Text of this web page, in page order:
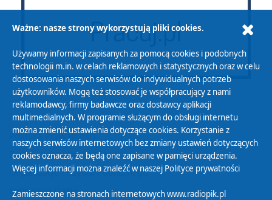
Polityka Prywatności
Zasady korzystania z Serwisu
Organizacje Pożytku Publicznego
Cyfryzacja DAB+
Ważne: nasze strony wykorzystują pliki cookies.
Używamy informacji zapisanych za pomocą cookies i podobnych
technologii m.in. w celach reklamowych i statystycznych oraz w celu
dostosowania naszych serwisów do indywidualnych potrzeb
użytkowników. Mogą też stosować je współpracujący z nami
reklamodawcy, firmy badawcze oraz dostawcy aplikacji
multimedialnych. W programie służącym do obsługi internetu
można zmienić ustawienia dotyczące cookies. Korzystanie z
naszych serwisów internetowych bez zmiany ustawień dotyczących
cookies oznacza, że będą one zapisane w pamięci urządzenia.
Więcej informacji można znaleźć w naszej Polityce prywatności
Zamieszczone na stronach internetowych www.radiopik.pl